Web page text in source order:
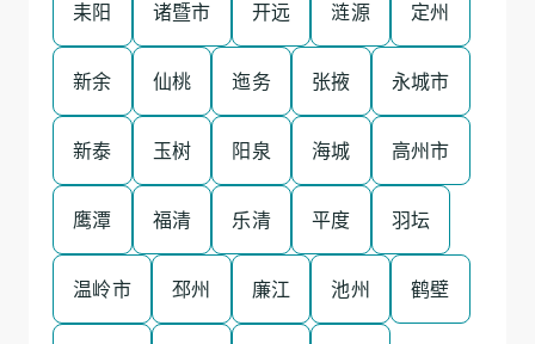
耒阳 诸暨市 开远 涟源 定州
新余 仙桃 迤务 张掖 永城市
新泰 玉树 阳泉 海城 高州市
鹰潭 福清 乐清 平度 羽坛
温岭市 邳州 廉江 池州 鹤壁